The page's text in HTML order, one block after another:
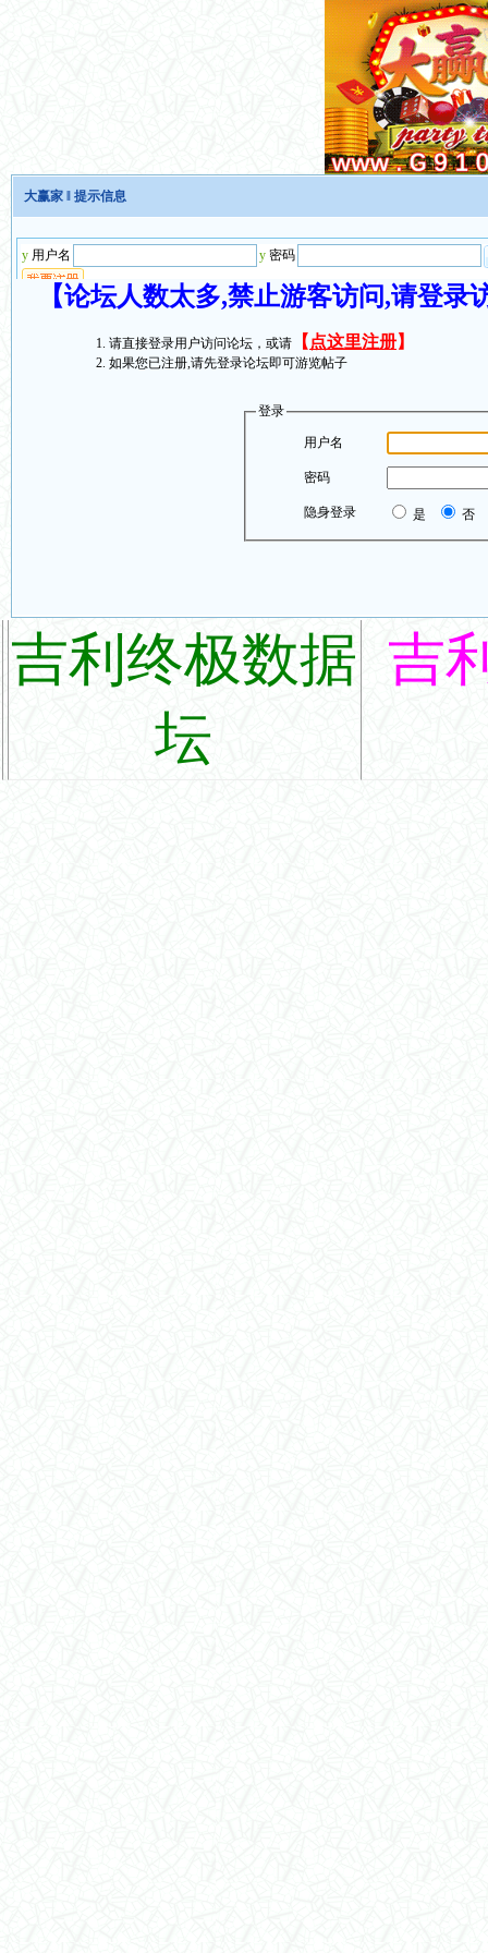
大赢家 ‖ 提示信息
【论坛人数太多,禁止游客访问,请登
请直接登录用户访问论坛，或请 【 点这里注册】
如果您已注册,请先登录论坛即可游览帖子
登录
用户名
密码
隐身登录 是 否
吉利终极数据
坛
吉